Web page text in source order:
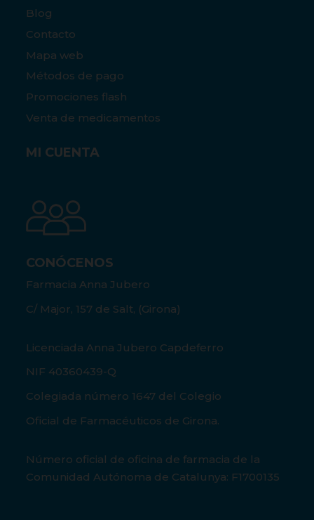
Blog
Contacto
Mapa web
Métodos de pago
Promociones flash
Venta de medicamentos
MI CUENTA
CONÓCENOS
Farmacia Anna Jubero
C/ Major, 157 de Salt, (Girona)
Licenciada Anna Jubero Capdeferro
NIF 40360439-Q
Colegiada número 1647 del Colegio
Oficial de Farmacéuticos de Girona.
Número oficial de oficina de farmacia de la
Comunidad Autónoma de Catalunya: F1700135